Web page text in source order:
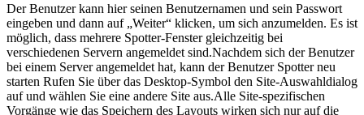
Der Benutzer kann hier seinen Benutzernamen und sein Passwort
eingeben und dann auf „Weiter“ klicken, um sich anzumelden. Es ist
möglich, dass mehrere Spotter-Fenster gleichzeitig bei
verschiedenen Servern angemeldet sind.Nachdem sich der Benutzer
bei einem Server angemeldet hat, kann der Benutzer Spotter neu
starten Rufen Sie über das Desktop-Symbol den Site-Auswahldialog
auf und wählen Sie eine andere Site aus.Alle Site-spezifischen
Vorgänge wie das Speichern des Layouts wirken sich nur auf die